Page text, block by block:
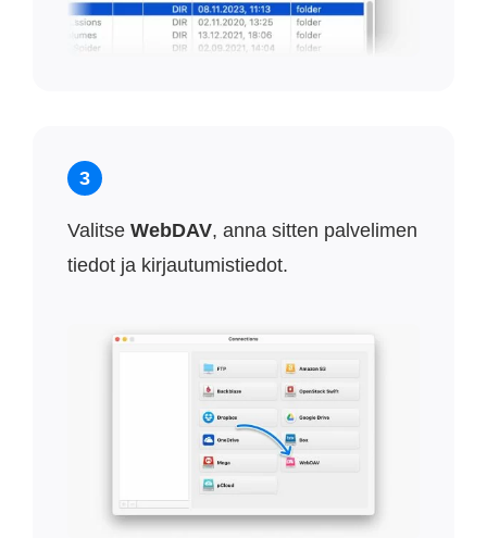
3
Valitse WebDAV, anna sitten palvelimen
tiedot ja kirjautumistiedot.